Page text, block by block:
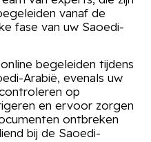
vanaf de
fase van uw Saoedi-
begeleiden tijdens
Arabië, evenals uw
op
en ervoor zorgen
ontbreken
bij de Saoedi-